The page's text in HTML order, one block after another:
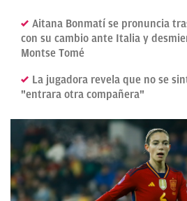
Aitana Bonmatí se pronuncia
con su cambio ante Italia y
Montse Tomé
La jugadora revela que no se
"entrara otra compañera"